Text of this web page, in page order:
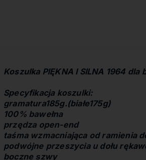
Koszulka PIĘKNA I SILNA 1964
Specyfikacja koszulki:
gramatura185g.(białe175g)
100% bawełna
przędza open-end
taśma wzmacniająca od ramienia
podwójne przeszycia u dołu
boczne szwy